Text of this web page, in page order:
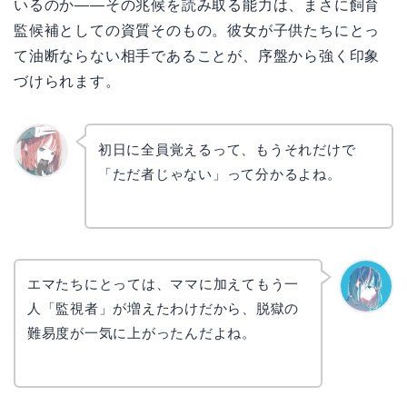
いるのか――その兆候を読み取る能力は、まさに飼育
監候補としての資質そのもの。彼女が子供たちにとっ
て油断ならない相手であることが、序盤から強く印象
づけられます。
初日に全員覚えるって、もうそれだけで
「ただ者じゃない」って分かるよね。
エマたちにとっては、ママに加えてもう一
人「監視者」が増えたわけだから、脱獄の
難易度が一気に上がったんだよね。